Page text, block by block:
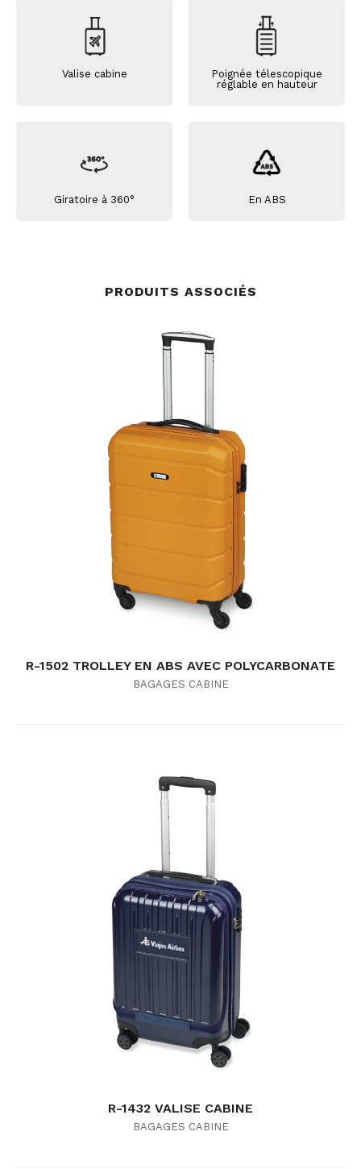
Valise cabine
Poignée télescopique
réglable en hauteur
Giratoire à 360° En ABS
PRODUITS ASSOCIÉS
R-1502 TROLLEY EN ABS AVEC POLYCARBONATE
BAGAGES CABINE
R-1432 VALISE CABINE
BAGAGES CABINE